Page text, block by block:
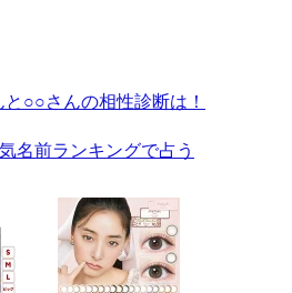
○○さんの相性診断は！
名前ランキングで占う